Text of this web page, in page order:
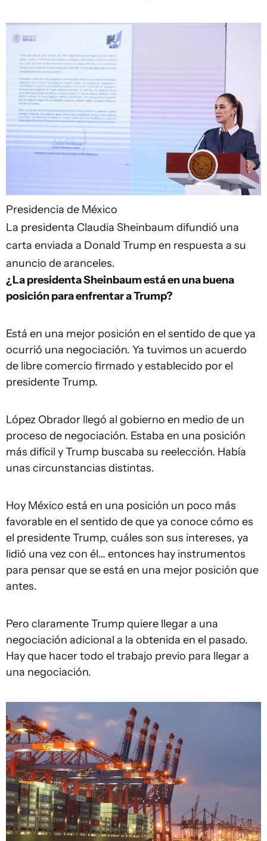
Presidencia de México
La presidenta Claudia Sheinbaum difundió una
carta enviada a Donald Trump en respuesta a su
anuncio de aranceles.
¿La presidenta Sheinbaum está en una buena
posición para enfrentar a Trump?
Está en una mejor posición en el sentido de que ya
ocurrió una negociación. Ya tuvimos un acuerdo
de libre comercio firmado y establecido por el
presidente Trump.
López Obrador llegó al gobierno en medio de un
proceso de negociación. Estaba en una posición
más difícil y Trump buscaba su reelección. Había
unas circunstancias distintas.
Hoy México está en una posición un poco más
favorable en el sentido de que ya conoce cómo es
el presidente Trump, cuáles son sus intereses, ya
lidió una vez con él… entonces hay instrumentos
para pensar que se está en una mejor posición que
antes.
Pero claramente Trump quiere llegar a una
negociación adicional a la obtenida en el pasado.
Hay que hacer todo el trabajo previo para llegar a
una negociación.